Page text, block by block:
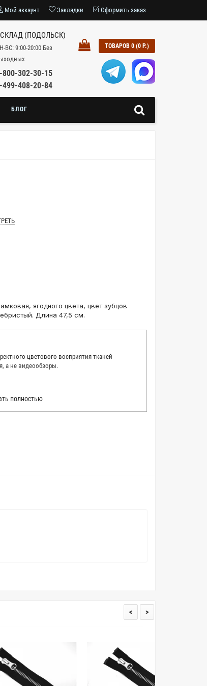
Мой аккаунт Закладки Оформить заказ
(ПОДОЛЬСК)
ВС: 9:00-20:00 Без
800-302-30-15
499-408-20-84
ТОВАРОВ 0 (0 Р.)
БЛОГ
ягодного цвета, цвет зубцов
Длина 47,5 см.
цветового восприятия тканей
а не видеообзоры.
цвет каждой ткани из нашего каталога.
в естественном свете, стараемся
и описания. Но несмотря на наши
полностью
< >